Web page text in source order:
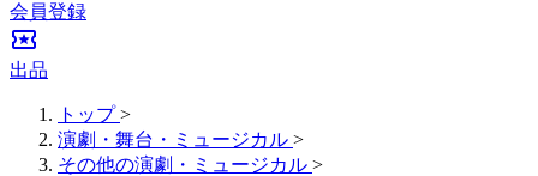
会員登録
local_activity
出品
トップ >
演劇・舞台・ミュージカル >
その他の演劇・ミュージカル >